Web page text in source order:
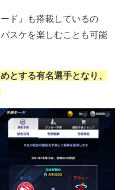
ド』も搭載しているの
スケを楽しむことも可能
とする有名選手となり、